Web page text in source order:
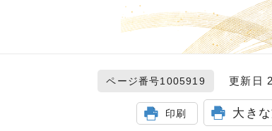
ページ番号1005919 更新日
印刷 大き